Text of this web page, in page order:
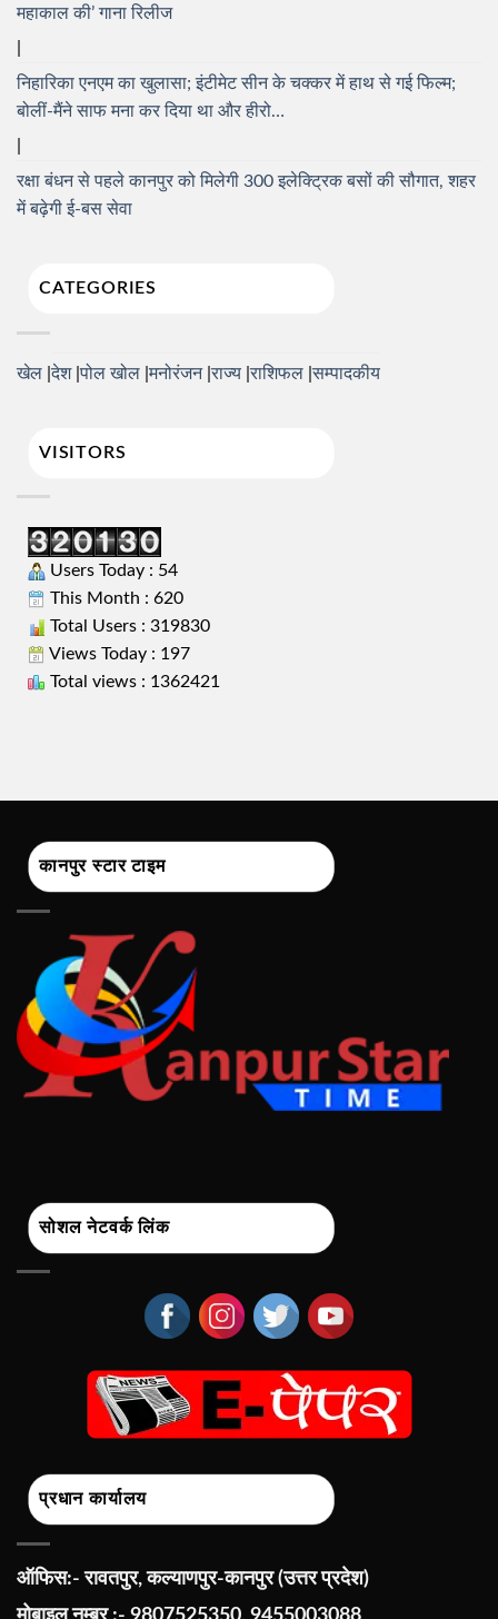
महाकाल की’ गाना रिलीज
निहारिका एनएम का खुलासा; इंटीमेट सीन के चक्कर में हाथ से गई फिल्म;
बोलीं-मैंने साफ मना कर दिया था और हीरो…
रक्षा बंधन से पहले कानपुर को मिलेगी 300 इलेक्ट्रिक बसों की सौगात, शहर
में बढ़ेगी ई-बस सेवा
CATEGORIES
खेल देश पोल खोल मनोरंजन राज्य राशिफल सम्पादकीय
VISITORS
Users Today : 54
This Month : 620
Total Users : 319830
Views Today : 197
Total views : 1362421
कानपुर स्टार टाइम
सोशल नेटवर्क लिंक
प्रधान कार्यालय
ऑफिस:- रावतपुर, कल्याणपुर-कानपुर (उत्तर प्रदेश)